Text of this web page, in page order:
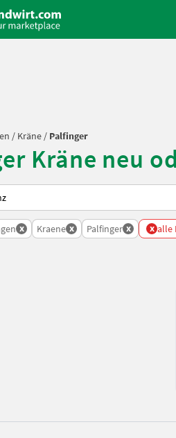
/ Kräne / Palfinger
Kräne neu
sortiert
x Kraene x Palfinger x x alle